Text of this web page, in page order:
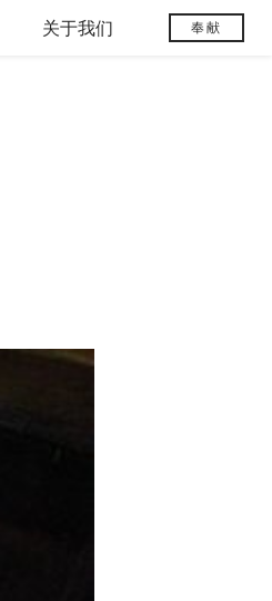
关于我们 奉献